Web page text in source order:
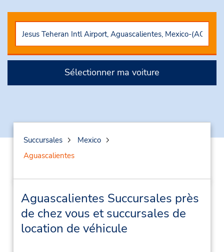
Sélectionner ma voiture
Succursales
Mexico
Aguascalientes
Aguascalientes Succursales près
de chez vous et succursales de
location de véhicule